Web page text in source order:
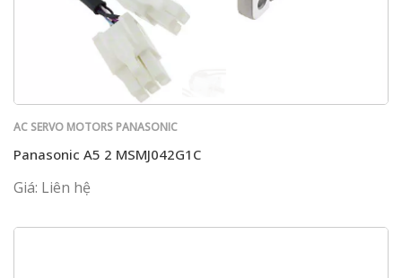
AC SERVO MOTORS PANASONIC
Panasonic A5 2 MSMJ042G1C
Giá: Liên hệ